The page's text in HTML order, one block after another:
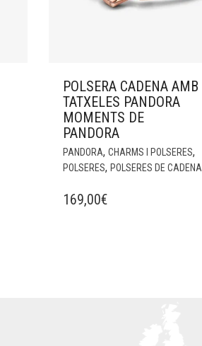
POLSERA CADENA AMB
TATXELES PANDORA
MOMENTS DE
PANDORA
PANDORA, CHARMS I POLSERES,
POLSERES, POLSERES DE CADENA
169,00€